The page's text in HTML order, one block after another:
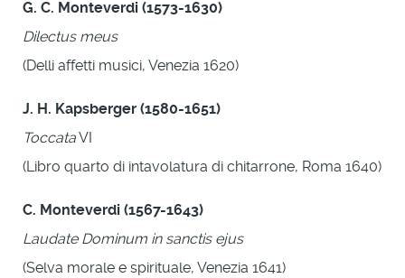
G. C. Monteverdi (1573-1630)
Dilectus meus
(Delli affetti musici, Venezia 1620)
J. H. Kapsberger (1580-1651)
ToccataVI
(Libro quarto di intavolatura di chitarrone, Roma 1640)
C. Monteverdi (1567-1643)
Laudate Dominum in sanctis ejus
(Selva morale e spirituale, Venezia 1641)